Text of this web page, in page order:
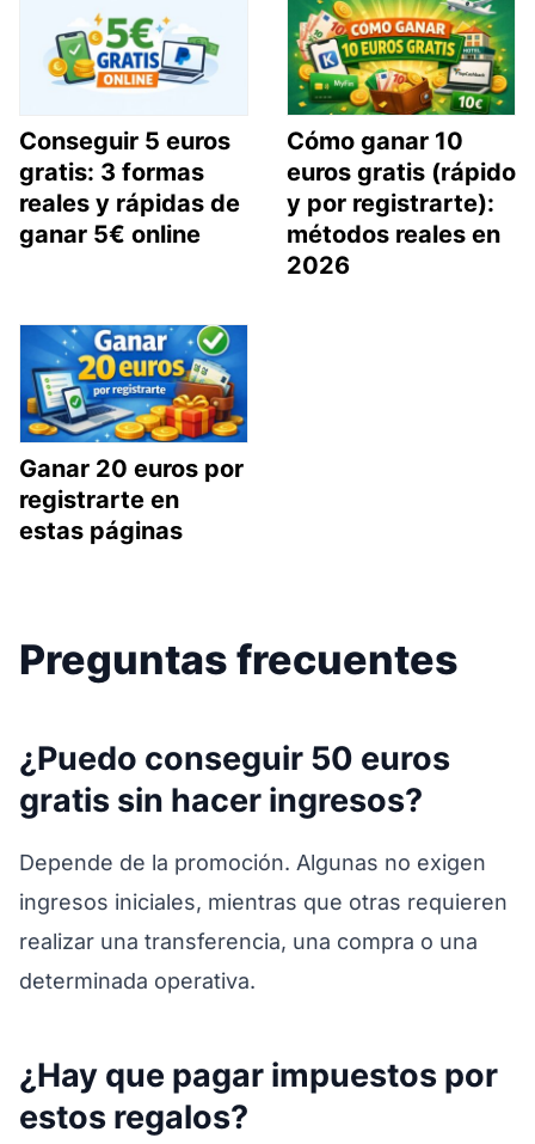
Conseguir 5 euros
gratis: 3 formas
reales y rápidas de
ganar 5€ online
Cómo ganar 10
euros gratis (rápido
y por registrarte):
métodos reales en
2026
Ganar 20 euros por
registrarte en
estas páginas
Preguntas frecuentes
¿Puedo conseguir 50 euros
gratis sin hacer ingresos?
Depende de la promoción. Algunas no exigen
ingresos iniciales, mientras que otras requieren
realizar una transferencia, una compra o una
determinada operativa.
¿Hay que pagar impuestos por
estos regalos?